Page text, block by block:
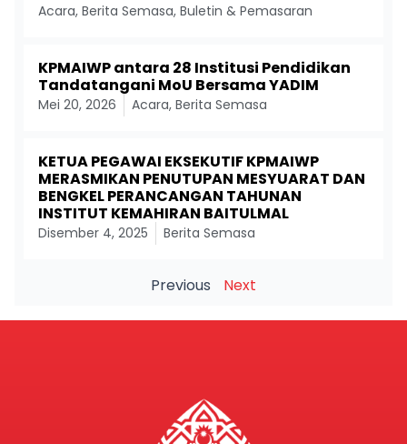
Acara, Berita Semasa, Buletin & Pemasaran
KPMAIWP antara 28 Institusi Pendidikan
Tandatangani MoU Bersama YADIM
Mei 20, 2026 Acara, Berita Semasa
KETUA PEGAWAI EKSEKUTIF KPMAIWP
MERASMIKAN PENUTUPAN MESYUARAT DAN
BENGKEL PERANCANGAN TAHUNAN
INSTITUT KEMAHIRAN BAITULMAL
Disember 4, 2025 Berita Semasa
Previous Next